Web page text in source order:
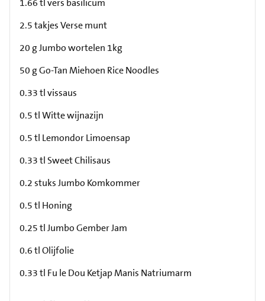
1.66 tl vers basilicum
2.5 takjes Verse munt
20 g Jumbo wortelen 1kg
50 g Go-Tan Miehoen Rice Noodles
0.33 tl vissaus
0.5 tl Witte wijnazijn
0.5 tl Lemondor Limoensap
0.33 tl Sweet Chilisaus
0.2 stuks Jumbo Komkommer
0.5 tl Honing
0.25 tl Jumbo Gember Jam
0.6 tl Olijfolie
0.33 tl Fu le Dou Ketjap Manis Natriumarm